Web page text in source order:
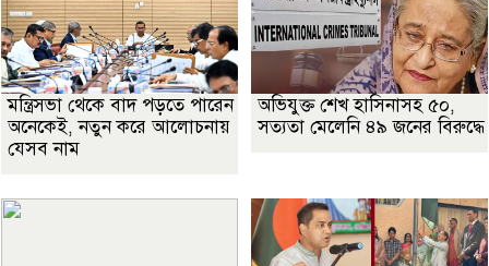
মন্ত্রিসভা থেকে বাদ পড়তে পারেন
অনেকেই, নতুন করে আলোচনায়
যেসব নাম
অভিযুক্ত শেখ হাসিনাসহ ৫০,
সত্যতা মেলেনি ৪৯ জনের বিরুদ্ধে